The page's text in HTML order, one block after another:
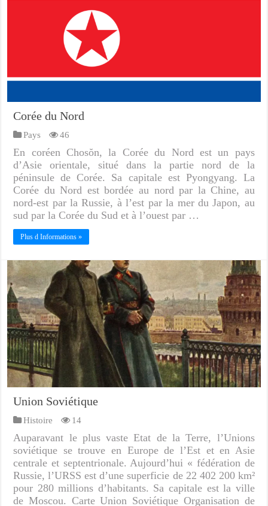
Corée du Nord
Pays 46
En coréen Chosŏn, la Corée du Nord est un pays
d’Asie orientale, situé dans la partie nord de la
péninsule de Corée. Sa capitale est Pyongyang. La
Corée du Nord est bordée au nord par la Chine, au
nord-est par la Russie, à l’est par la mer du Japon, au
sud par la Corée du Sud et à l’ouest par …
Plus d Informations »
Union Soviétique
Histoire 14
Auparavant le plus vaste Etat de la Terre, l’Unions
soviétique se trouve en Europe de l’Est et en Asie
centrale et septentrionale. Aujourd’hui « fédération de
Russie, l’URSS est d’une superficie de 22 402 200 km²
pour 280 millions d’habitants. Sa capitale est la ville
de Moscou. Carte Union Soviétique Organisation de